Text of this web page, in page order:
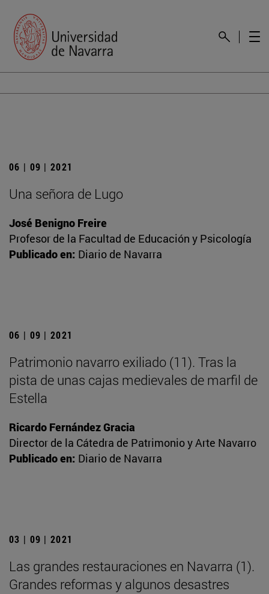
06 | 09 | 2021
Una señora de Lugo
José Benigno Freire
Profesor de la Facultad de Educación y Psicología
Publicado en: Diario de Navarra
06 | 09 | 2021
Patrimonio navarro exiliado (11). Tras la
pista de unas cajas medievales de marfil de
Estella
Ricardo Fernández Gracia
Director de la Cátedra de Patrimonio y Arte Navarro
Publicado en: Diario de Navarra
03 | 09 | 2021
Las grandes restauraciones en Navarra (1).
Grandes reformas y algunos desastres